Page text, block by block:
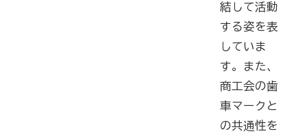
結して活動
する姿を表
していま
す。また、
商工会の歯
車マークと
の共通性を
[商工会員限定]初期費用も月額料金も0円!「グーペ」な